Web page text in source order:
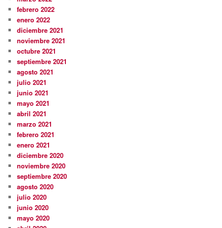
febrero 2022
enero 2022
diciembre 2021
noviembre 2021
octubre 2021
septiembre 2021
agosto 2021
julio 2021
junio 2021
mayo 2021
abril 2021
marzo 2021
febrero 2021
enero 2021
diciembre 2020
noviembre 2020
septiembre 2020
agosto 2020
julio 2020
junio 2020
mayo 2020